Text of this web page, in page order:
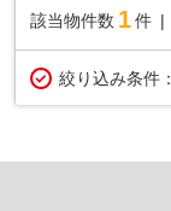
該当物件数 1件
絞り込み条件：